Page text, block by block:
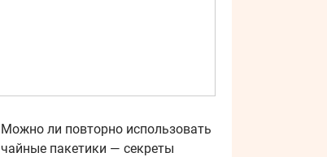
Можно ли повторно использовать
чайные пакетики — секреты